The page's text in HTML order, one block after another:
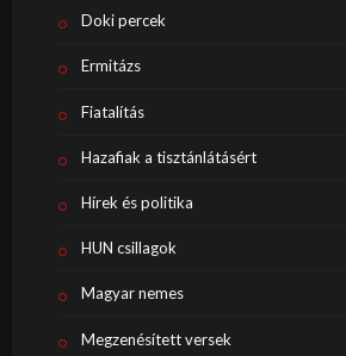
Doki percek
Ermitázs
Fiatalítás
Hazafiak a tisztánlátásért
Hírek és politika
HUN csillagok
Magyar nemes
Megzenésített versek